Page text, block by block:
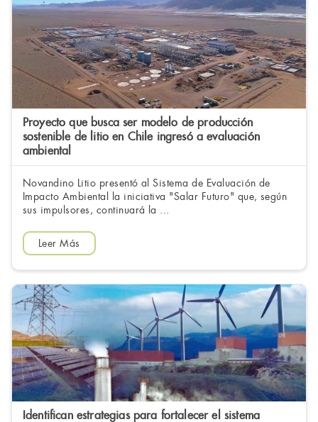
Proyecto que busca ser modelo de producción
sostenible de litio en Chile ingresó a evaluación
ambiental
Novandino Litio presentó al Sistema de Evaluación de
Impacto Ambiental la iniciativa "Salar Futuro" que, según
sus impulsores, continuará la ...
Leer Más
Identifican estrategias para fortalecer el sistema